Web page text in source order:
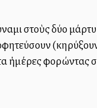
στοὺς δύο
ἡμέρες φορώντας